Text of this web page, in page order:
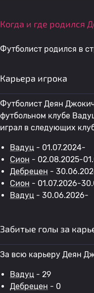
Когда и где родился
Футболист родился в
Карьера игрока
Футболист Деян
футбольном клубе
играл в следующих
Вадуц - 01.07.2024-
Сион - 02.08.2025-
Дебрецен -
Сион - 01.07.2026-
Вадуц - 30.06.2026-
Забитые голы за
За всю карьеру Деян
Вадуц - 29
Дебрецен - 0